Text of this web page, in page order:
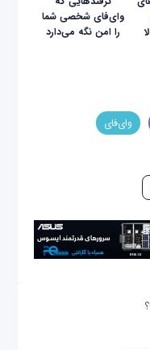
وای‌فای شخصی شما
را امن نگه می‌دارد
وای‌فای